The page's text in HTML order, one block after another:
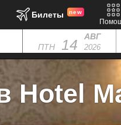
Билеты new
ПТН 14 АВГ
2026
Hotel